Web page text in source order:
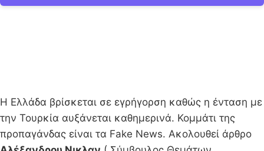
Η Ελλάδα βρίσκεται σε εγρήγορση καθώς η ένταση με
την Τουρκία αυξάνεται καθημερινά. Κομμάτι της
προπαγάνδας είναι τα Fake News. Ακολουθεί άρθρο